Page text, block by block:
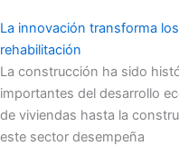
La innovación transforma
rehabilitación
La construcción ha sido
importantes del desarrollo
de viviendas hasta la
este sector desempeña